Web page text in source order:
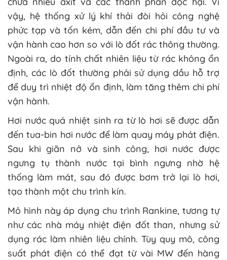
vậy, hệ thống xử lý khí thải đòi hỏi công nghệ
phức tạp và tốn kém, dẫn đến chi phí đầu tư và
vận hành cao hơn so với lò đốt rác thông thường.
Ngoài ra, do tính chất nhiên liệu từ rác không ổn
định, các lò đốt thường phải sử dụng dầu hỗ trợ
để duy trì nhiệt độ ổn định, làm tăng thêm chi phí
vận hành.
Hơi nước quá nhiệt sinh ra từ lò hơi sẽ được dẫn
đến tua-bin hơi nước để làm quay máy phát điện.
Sau khi giãn nở và sinh công, hơi nước được
ngưng tụ thành nước tại bình ngưng nhờ hệ
thống làm mát, sau đó được bơm trở lại lò hơi,
tạo thành một chu trình kín.
Mô hình này áp dụng chu trình Rankine, tương tự
như các nhà máy nhiệt điện đốt than, nhưng sử
dụng rác làm nhiên liệu chính. Tùy quy mô, công
suất phát điện có thể đạt từ vài MW đến hàng